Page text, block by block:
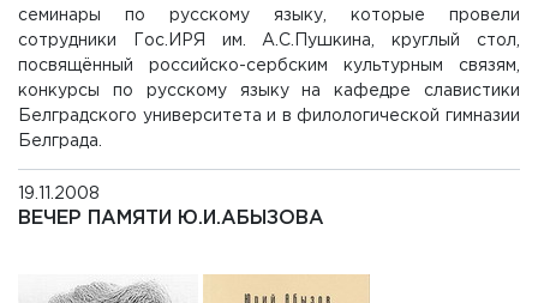
семинары по русскому языку, которые провели
сотрудники Гос.ИРЯ им. А.С.Пушкина, круглый стол,
посвящённый российско-сербским культурным связям,
конкурсы по русскому языку на кафедре славистики
Белградского университета и в филологической гимназии
Белграда.
19.11.2008
ВЕЧЕР ПАМЯТИ Ю.И.АБЫЗОВА